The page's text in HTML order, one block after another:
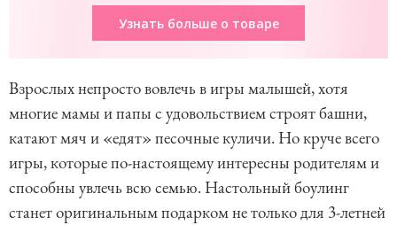
Узнать больше о товаре
Взрослых непросто вовлечь в игры малышей, хотя
многие мамы и папы с удовольствием строят башни,
катают мяч и «едят» песочные куличи. Но круче всего
игры, которые по-настоящему интересны родителям и
способны увлечь всю семью. Настольный боулинг
станет оригинальным подарком не только для 3-летней